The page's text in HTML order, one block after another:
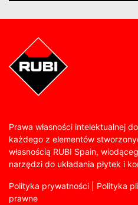
Prawa własności intelektualnej
każdego z elementów
własnością RUBI Spain,
narzędzi do układania płytek i
Polityka prywatności Polityka
prawne